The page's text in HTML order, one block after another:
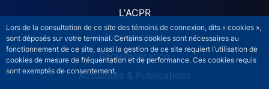
Lors de la consultation de ce site des témoins de connexion, dits « cookies »,
sont déposés sur votre terminal. Certains cookies sont nécessaires au
fonctionnement de ce site, aussi la gestion de ce site requiert l’utilisation de
cookies de mesure de fréquentation et de performance. Ces cookies requis
sont exemptés de consentement.
L'ACPR
Nos missions
Réglementation
Actualités & Publications